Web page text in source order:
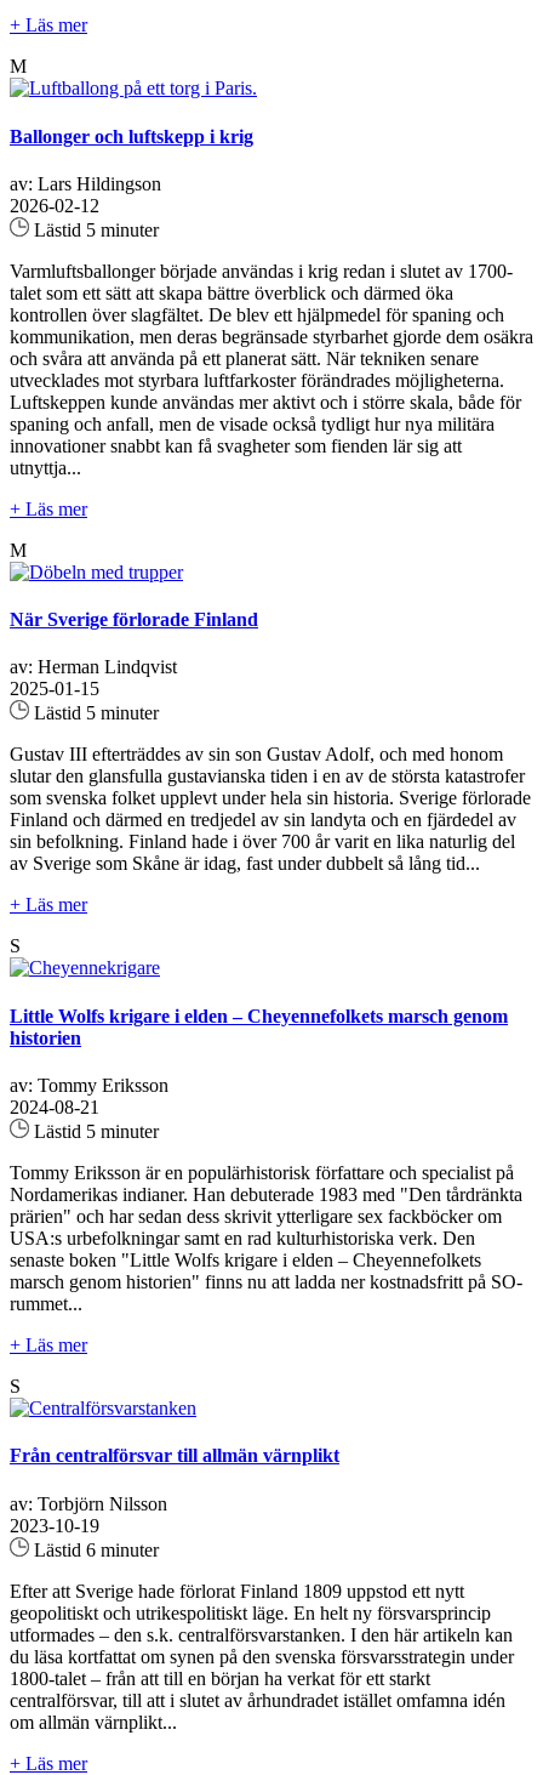
+ Läs mer
M
Ballonger och luftskepp i krig
av: Lars Hildingson
2026-02-12
Lästid 5 minuter
Varmluftsballonger började användas i krig redan i slutet av 1700-
talet som ett sätt att skapa bättre överblick och därmed öka
kontrollen över slagfältet. De blev ett hjälpmedel för spaning och
kommunikation, men deras begränsade styrbarhet gjorde dem osäkra
och svåra att använda på ett planerat sätt. När tekniken senare
utvecklades mot styrbara luftfarkoster förändrades möjligheterna.
Luftskeppen kunde användas mer aktivt och i större skala, både för
spaning och anfall, men de visade också tydligt hur nya militära
innovationer snabbt kan få svagheter som fienden lär sig att
utnyttja...
+ Läs mer
M
När Sverige förlorade Finland
av: Herman Lindqvist
2025-01-15
Lästid 5 minuter
Gustav III efterträddes av sin son Gustav Adolf, och med honom
slutar den glansfulla gustavianska tiden i en av de största katastrofer
som svenska folket upplevt under hela sin historia. Sverige förlorade
Finland och därmed en tredjedel av sin landyta och en fjärdedel av
sin befolkning. Finland hade i över 700 år varit en lika naturlig del
av Sverige som Skåne är idag, fast under dubbelt så lång tid...
+ Läs mer
S
Little Wolfs krigare i elden – Cheyennefolkets marsch genom
historien
av: Tommy Eriksson
2024-08-21
Lästid 5 minuter
Tommy Eriksson är en populärhistorisk författare och specialist på
Nordamerikas indianer. Han debuterade 1983 med "Den tårdränkta
prärien" och har sedan dess skrivit ytterligare sex fackböcker om
USA:s urbefolkningar samt en rad kulturhistoriska verk. Den
senaste boken "Little Wolfs krigare i elden – Cheyennefolkets
marsch genom historien" finns nu att ladda ner kostnadsfritt på SO-
rummet...
+ Läs mer
S
Från centralförsvar till allmän värnplikt
av: Torbjörn Nilsson
2023-10-19
Lästid 6 minuter
Efter att Sverige hade förlorat Finland 1809 uppstod ett nytt
geopolitiskt och utrikespolitiskt läge. En helt ny försvarsprincip
utformades – den s.k. centralförsvarstanken. I den här artikeln kan
du läsa kortfattat om synen på den svenska försvarsstrategin under
1800-talet – från att till en början ha verkat för ett starkt
centralförsvar, till att i slutet av århundradet istället omfamna idén
om allmän värnplikt...
+ Läs mer